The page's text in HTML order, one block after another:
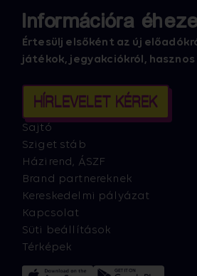
Információra
Értesülj elsőként az új
játékok, jegyakciókról, hasznos
HÍRLEVELET KÉREK
Sajtó
Sziget stáb
Házirend, ÁSZF
Brand partnereknek
Kereskedelmi pályázat
Kapcsolat
Süti beállítások
Térképek